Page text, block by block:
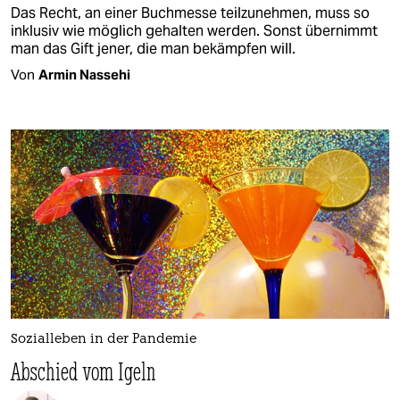
Das Recht, an einer Buchmesse teilzunehmen, muss so
inklusiv wie möglich gehalten werden. Sonst übernimmt
man das Gift jener, die man bekämpfen will.
Von Armin Nassehi
Sozialleben in der Pandemie
Abschied vom Igeln